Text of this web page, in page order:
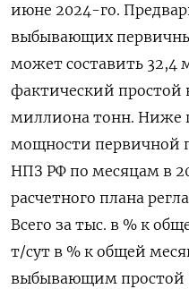
июне 2024-го.
выбывающих
может составить 32,4
фактический простой
миллиона тонн. Ниже
мощности первичной
НПЗ РФ по месяцам в
расчетного плана
Всего за тыс. в % к
т/сут в % к общей
выбывающим простой